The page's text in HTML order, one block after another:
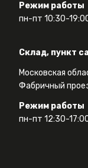
Режим работы
пн-пт 10:30-
Склад, пункт
Московская
Фабричный
Режим работы
пн-пт 12:30-